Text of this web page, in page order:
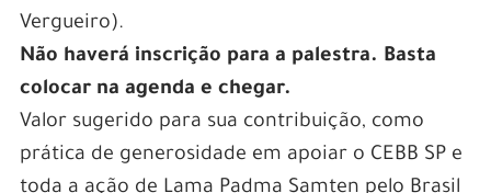
Vergueiro).
Não haverá inscrição para a palestra. Basta
colocar na agenda e chegar.
Valor sugerido para sua contribuição, como
prática de generosidade em apoiar o CEBB SP e
toda a ação de Lama Padma Samten pelo Brasil